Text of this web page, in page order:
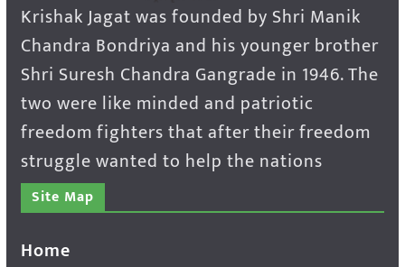
Krishak Jagat was founded by Shri Manik
Chandra Bondriya and his younger brother
Shri Suresh Chandra Gangrade in 1946. The
two were like minded and patriotic
freedom fighters that after their freedom
struggle wanted to help the nations
Site Map
Home